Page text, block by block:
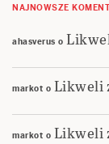
NAJNOWSZE
ahasverus o
markot o Likweli
markot o Likweli